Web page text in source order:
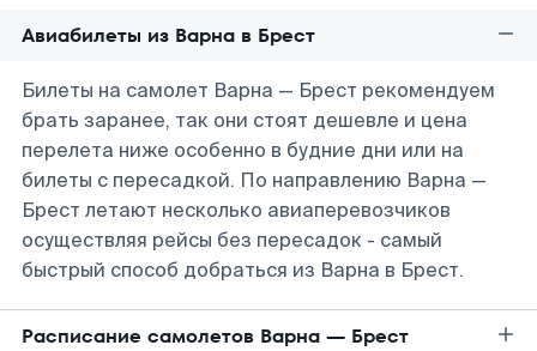
Авиабилеты из Варна в Брест
Билеты на самолет Варна — Брест рекомендуем
брать заранее, так они стоят дешевле и цена
перелета ниже особенно в будние дни или на
билеты с пересадкой. По направлению Варна —
Брест летают несколько авиаперевозчиков
осуществляя рейсы без пересадок - самый
быстрый способ добраться из Варна в Брест.
Расписание самолетов Варна — Брест